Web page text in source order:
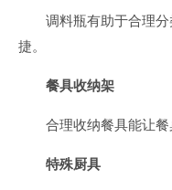
调料瓶有助于合理
捷。
餐具收纳架
合理收纳餐具能让餐
特殊厨具